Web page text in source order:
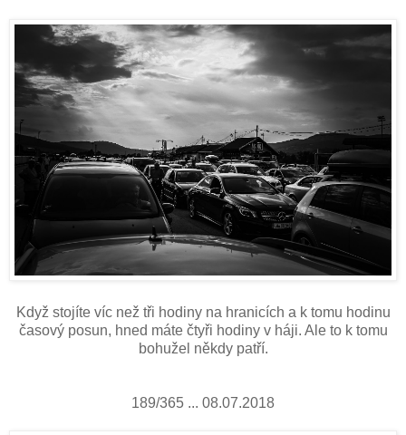
Když stojíte víc než tři hodiny na hranicích a k tomu hodinu
časový posun, hned máte čtyři hodiny v háji. Ale to k tomu
bohužel někdy patří.
189/365 ... 08.07.2018